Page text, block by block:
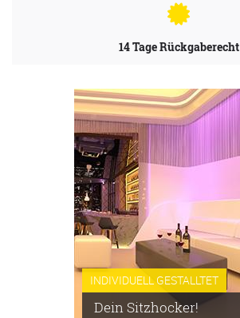
14 Tage Rückgaberecht
INDIVIDUELL GESTALLTET
Dein Sitzhocker!